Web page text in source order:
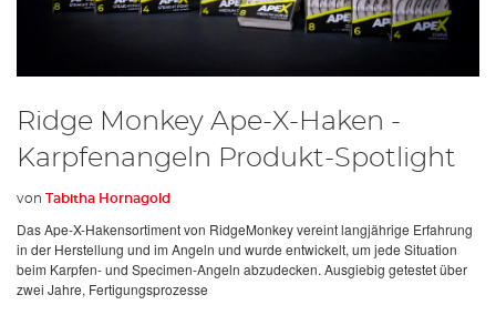
Ridge Monkey Ape-X-Haken -
Karpfenangeln Produkt-Spotlight
von Tabitha Hornagold
Das Ape-X-Hakensortiment von RidgeMonkey vereint langjährige Erfahrung
in der Herstellung und im Angeln und wurde entwickelt, um jede Situation
beim Karpfen- und Specimen-Angeln abzudecken. Ausgiebig getestet über
zwei Jahre, Fertigungsprozesse